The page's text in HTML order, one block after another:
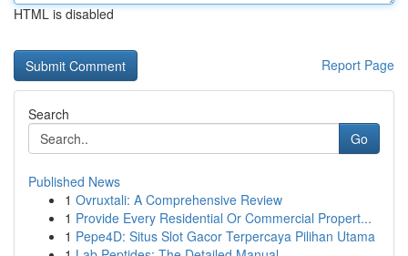
HTML is disabled
Report Page
Search
Go
Published News
1 Ovruxtali: A Comprehensive Review
1 Provide Every Residential Or Commercial Propert...
1 Pepe4D: Situs Slot Gacor Terpercaya Pilihan Utama